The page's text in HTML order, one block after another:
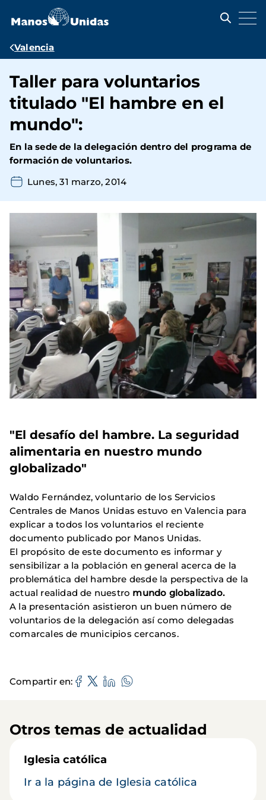
contenido
Ruta
navegación
Valencia
Taller para voluntarios
titulado "El hambre en el
mundo":
En la sede de la delegación dentro del programa de
formación de voluntarios.
Lunes, 31 marzo, 2014
"El desafío del hambre. La seguridad
alimentaria en nuestro mundo
globalizado"
Waldo Fernández, voluntario de los Servicios
Centrales de Manos Unidas estuvo en Valencia para
explicar a todos los voluntarios el reciente
documento publicado por Manos Unidas.
El propósito de este documento es informar y
sensibilizar a la población en general acerca de la
problemática del hambre desde la perspectiva de la
actual realidad de nuestro mundo globalizado.
A la presentación asistieron un buen número de
voluntarios de la delegación así como delegadas
comarcales de municipios cercanos.
Compartir en
Otros temas de actualidad
Iglesia católica
Ir a la página de Iglesia católica